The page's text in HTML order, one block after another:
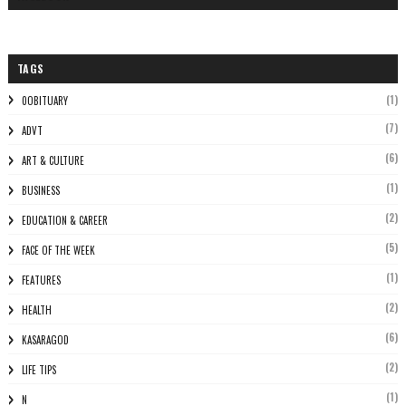
TAGS
0OBITUARY (1)
ADVT (7)
ART & CULTURE (6)
BUSINESS (1)
EDUCATION & CAREER (2)
FACE OF THE WEEK (5)
FEATURES (1)
HEALTH (2)
KASARAGOD (6)
LIFE TIPS (2)
N (1)